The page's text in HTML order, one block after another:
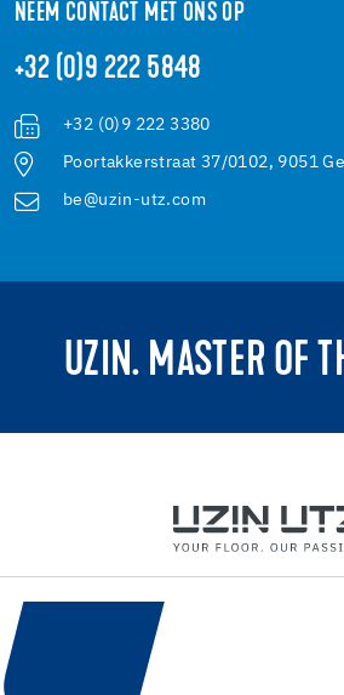
NEEM CONTACT MET ONS OP
+32 (0)9 222 5848
+32 (0)9 222 3380
Poortakkerstraat 37/0102, 9051
be@uzin-utz.com
UZIN. MASTER OF